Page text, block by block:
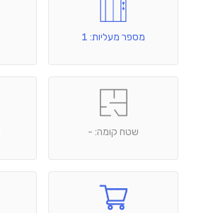
מספר מעליות: 1
שטח קומה: -